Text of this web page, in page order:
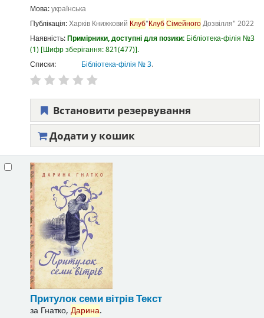
Мова:українська
Публікація:Харків Книжковий Клуб"КлубСімейногоДозвілля" 2022
Наявність:Примірники, доступні для позики: Бібліотека-філія №3
(1) Шифр зберігання:821(477) .
Списки:
Бібліотека-філія № 3.
Встановити резервування
Додати у кошик
Притулок семи вітрівТекст
за Гнатко, Дарина.